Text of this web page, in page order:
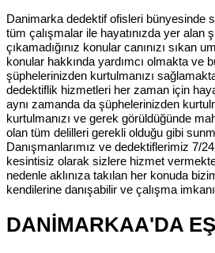
Danimarka dedektif ofisleri bünyesinde
tüm çalışmalar ile hayatınızda yer alan
çıkamadığınız konular canınızı sıkan
konular hakkında yardımcı olmakta ve
şüphelerinizden kurtulmanızı
dedektiflik hizmetleri her zaman için
aynı zamanda da şüphelerinizden
kurtulmanızı ve gerek görüldüğünde
olan tüm delilleri gerekli olduğu gibi
Danışmanlarımız ve dedektiflerimiz 7/
kesintisiz olarak sizlere hizmet
nedenle aklınıza takılan her konuda
kendilerine danışabilir ve çalışma
DANİMARKAA'DA